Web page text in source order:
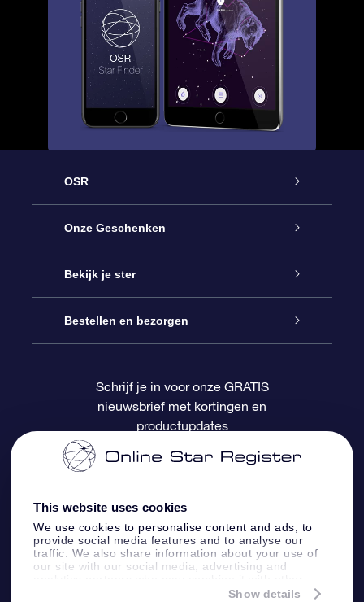
This website uses cookies
We use cookies to personalise content and ads, to
provide social media features and to analyse our
traffic. We also share information about your use of
our site with our social media, advertising and
information that you’ve provided to them or that
Show details
OSR
Service
Contact
Blog
OSR Recensies
Onze Geschenken
Online Star Gift
OSR Cadeaupakket
OSR Cadeaukaart
Relatiegeschenken
Bekijk je ster
Sterrenregister
Gepersonaliseerde sterrenpagina
One Million Stars
OSR Starsaver
Fly me to the Stars App
Bestellen en bezorgen
Betalingsinformatie
Verzendinformatie
Retourbeleid
Constellaties
Schrijf je in voor onze GRATIS
nieuwsbrief met kortingen en
productupdates